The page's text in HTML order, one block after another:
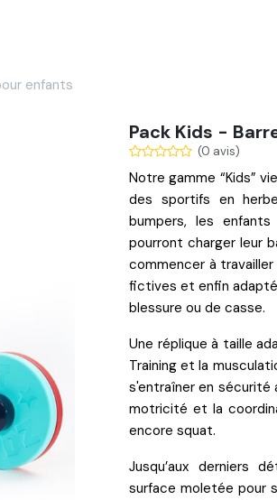
enfants
Pack Kids -
(0 avis)
Notregamme “Kids”
des sportifs en
bumpers, les enfants
pourront charger leur
commencer à
fictiveset enfin
blessure ou de casse.
Une réplique à taille
Training et la
s'entraîner en sécurité
motricitéetla
encore squat.
Jusqu’aux derniers
surface moletée pour